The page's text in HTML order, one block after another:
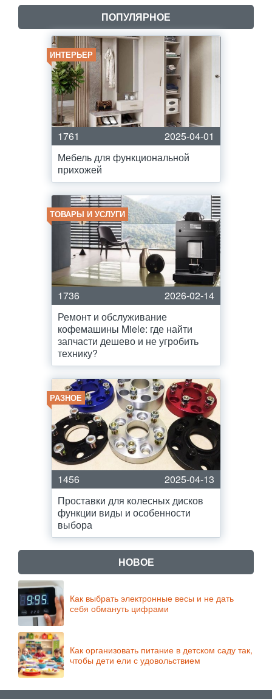
ПОПУЛЯРНОЕ
ИНТЕРЬЕР
1761
2025-04-01
Мебель для функциональной
прихожей
ТОВАРЫ И УСЛУГИ
1736
2026-02-14
Ремонт и обслуживание
кофемашины Miele: где найти
запчасти дешево и не угробить
технику?
РАЗНОЕ
1456
2025-04-13
Проставки для колесных дисков
функции виды и особенности
выбора
НОВОЕ
Как выбрать электронные весы и не дать
себя обмануть цифрами
Как организовать питание в детском саду так,
чтобы дети ели с удовольствием